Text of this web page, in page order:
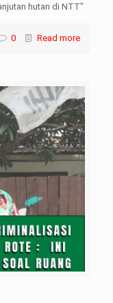
hutan di NTT"
0 Read more